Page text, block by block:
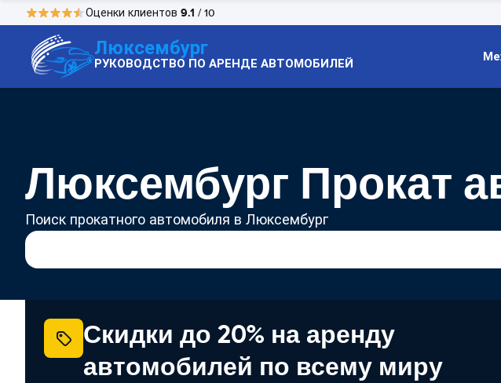
Оценки клиентов 9.1 / 10
Люксембург
РУКОВОДСТВО ПО АРЕНДЕ АВТОМОБИЛЕЙ
Люксембург Прокат
Поиск прокатного автомобиля в Люксембург
Скидки до 20% на аренду
автомобилей по всему миру